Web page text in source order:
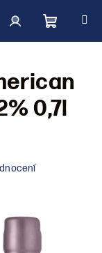
PřihlášeníNákupní
košík
0,7l